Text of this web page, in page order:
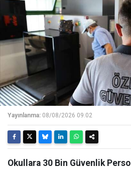
Yayınlanma: 08/08/2026 09:02
Okullara 30 Bin Güvenlik